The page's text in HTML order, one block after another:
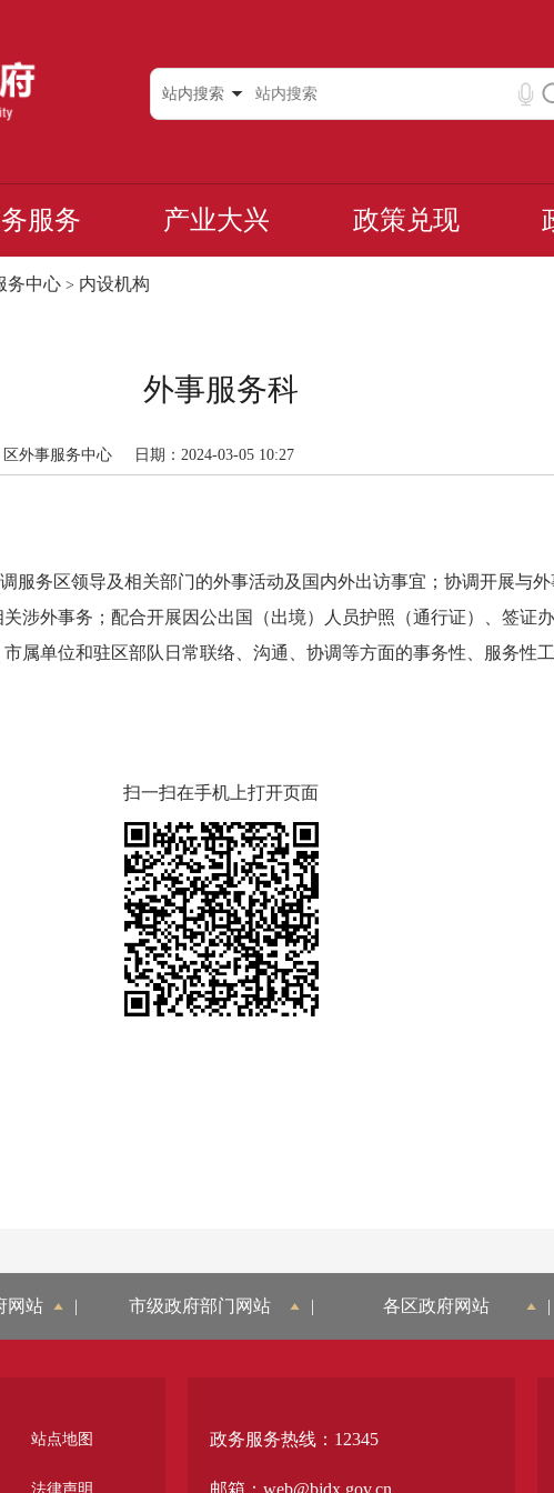
站内搜索
服务 产业大兴 政策兑现
务中心 > 内设机构
外事服务科
外事服务中心 日期：2024-03-05 10:27
务区领导及相关部门的外事活动及国内外出访事宜；协调开展与
涉外事务；配合开展因公出国（出境）人员护照（通行证）、签证
属单位和驻区部队日常联络、沟通、协调等方面的事务性、服务性工
扫一扫在手机上打开页面
网站 | 市级政府部门网站 | 各区政府网站 |
站点地图
法律声明
政务服务热线：12345
邮箱：web@bjdx.gov.cn